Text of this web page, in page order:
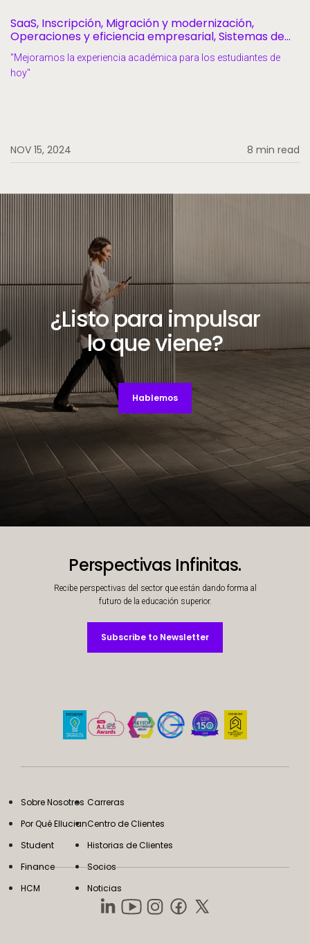
SaaS, Inscripción, Migración y modernización,
Operaciones y eficiencia empresarial, Sistemas de
información estudiantil, Éxito y retención estudiantil
"Mejoramos la experiencia académica para los estudiantes de
hoy"
NOV 15, 2024 8 min read
¿Listo para impulsar
lo que viene?
Hablemos
Perspectivas Infinitas.
Recibe perspectivas del sector que están dando forma al
futuro de la educación superior.
Subscribe to Newsletter
Subscribe to Newsletter
Sobre Nosotros
Por Qué Ellucian
Student
Finance
HCM
Carreras
Centro de Clientes
Historias de Clientes
Socios
Noticias